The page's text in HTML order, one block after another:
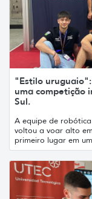
"Estilo
uma competição
Sul.
A equipe de
voltou a voar alto
primeiro lugar em